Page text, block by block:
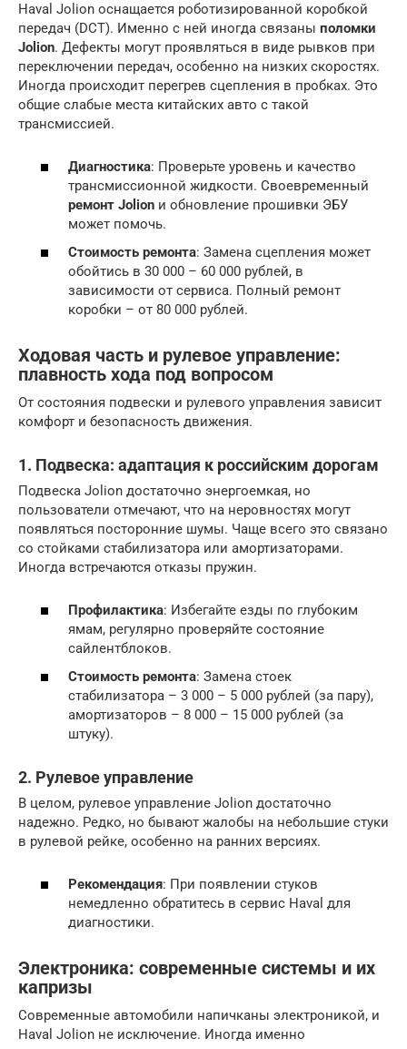
Haval Jolion оснащается роботизированной коробкой
передач (DCT). Именно с ней иногда связаны поломки
Jolion. Дефекты могут проявляться в виде рывков при
переключении передач, особенно на низких скоростях.
Иногда происходит перегрев сцепления в пробках. Это
общие слабые места китайских авто с такой
трансмиссией.
Диагностика: Проверьте уровень и качество
трансмиссионной жидкости. Своевременный
ремонт Jolion и обновление прошивки ЭБУ
может помочь.
Стоимость ремонта: Замена сцепления может
обойтись в 30 000 – 60 000 рублей, в
зависимости от сервиса. Полный ремонт
коробки – от 80 000 рублей.
Ходовая часть и рулевое управление:
плавность хода под вопросом
От состояния подвески и рулевого управления зависит
комфорт и безопасность движения.
1. Подвеска: адаптация к российским дорогам
Подвеска Jolion достаточно энергоемкая, но
пользователи отмечают, что на неровностях могут
появляться посторонние шумы. Чаще всего это связано
со стойками стабилизатора или амортизаторами.
Иногда встречаются отказы пружин.
Профилактика: Избегайте езды по глубоким
ямам, регулярно проверяйте состояние
сайлентблоков.
Стоимость ремонта: Замена стоек
стабилизатора – 3 000 – 5 000 рублей (за пару),
амортизаторов – 8 000 – 15 000 рублей (за
штуку).
2. Рулевое управление
В целом, рулевое управление Jolion достаточно
надежно. Редко, но бывают жалобы на небольшие стуки
в рулевой рейке, особенно на ранних версиях.
Рекомендация: При появлении стуков
немедленно обратитесь в сервис Haval для
диагностики.
Электроника: современные системы и их
капризы
Современные автомобили напичканы электроникой, и
Haval Jolion не исключение. Иногда именно